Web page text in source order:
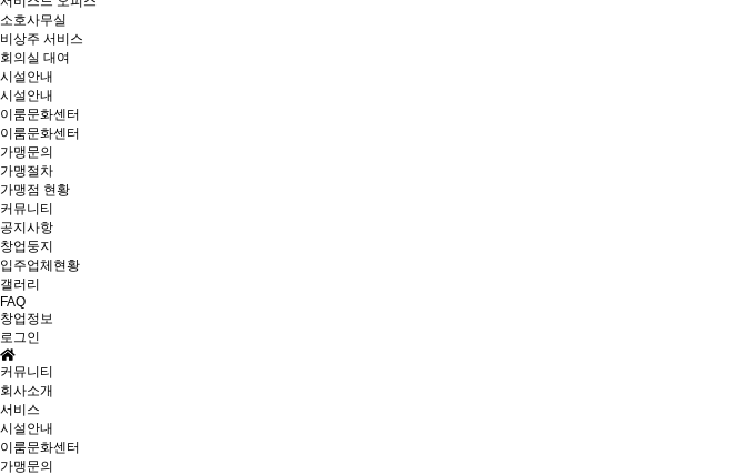
소호사무실
비상주 서비스
회의실 대여
시설안내
시설안내
이룸문화센터
이룸문화센터
가맹문의
가맹절차
가맹점 현황
커뮤니티
공지사항
창업둥지
입주업체현황
갤러리
FAQ
창업정보
로그인
커뮤니티
회사소개
서비스
시설안내
이룸문화센터
가맹문의